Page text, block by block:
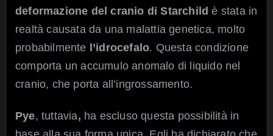
deformazione del cranio di Starchild è stata in
realtà causata da una malattia genetica, molto
probabilmente l’idrocefalo. Questa condizione
comporta un accumulo anomalo di liquido nel
cranio, che porta all’ingrossamento.
Pye, tuttavia, ha escluso questa possibilità in